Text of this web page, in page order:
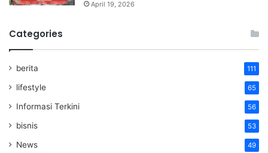
April 19, 2026
Categories
berita 111
lifestyle 65
Informasi Terkini 56
bisnis 53
News 49